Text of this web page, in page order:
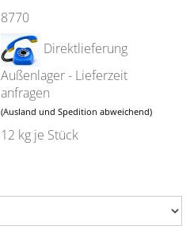
8770
Direktlieferung
Außenlager - Lieferzeit
anfragen
(Ausland und Spedition abweichend)
12 kg je Stück